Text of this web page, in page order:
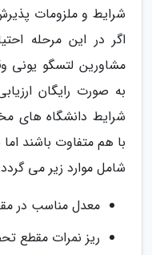
شرایط و ملزومات
اگر در این مرحله
مشاورین لتسگو یونی
به صورت رایگان
شرایط دانشگاه های
با هم متفاوت باشند
شامل موارد زیر می
معدل مناسب در
ریز نمرات مقطع